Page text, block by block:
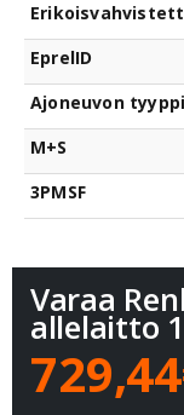
EprelID
Ajoneuvon tyyppi
M+S
3PMSF
Varaa
allelaitto